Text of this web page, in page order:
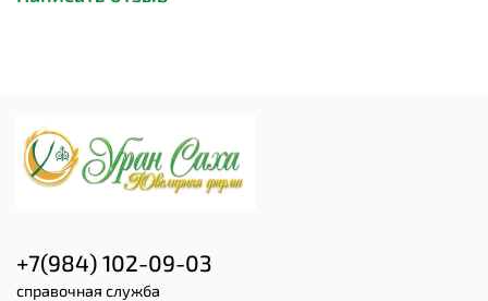
+7(984) 102-09-03
справочная служба